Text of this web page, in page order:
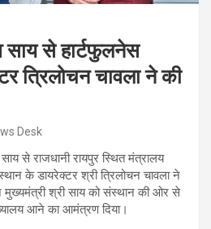
साय से हार्टफुलनेस
त्रिलोचन चावला ने की
Desk
से राजधानी रायपुर स्थित मंत्रालय
के डायरेक्टर श्री त्रिलोचन चावला ने
मुख्यमंत्री श्री साय को संस्थान की ओर से
आने का आमंत्रण दिया।